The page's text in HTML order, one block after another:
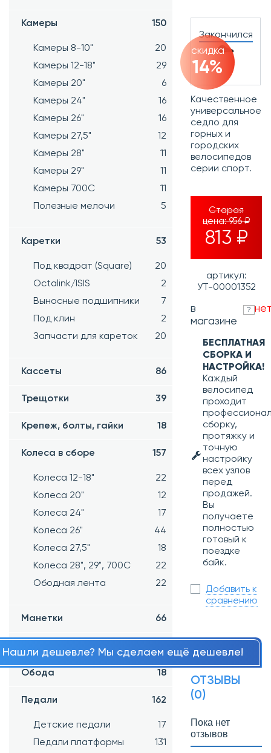
Камеры 150
Камеры 8-10"
20
Камеры 12-18"
29
Камеры 20"
6
Камеры 24"
16
Камеры 26"
16
Камеры 27,5"
12
Камеры 28"
11
Камеры 29"
11
Камеры 700C
11
Полезные мелочи
5
Каретки 53
Под квадрат (Square)
20
Octalink/ISIS
2
Выносные подшипники
7
Под клин
2
Запчасти для кареток
20
Кассеты 86
Трещотки 39
Крепеж, болты, гайки 18
Колеса в сборе 157
Колеса 12-18"
22
Колеса 20"
12
Колеса 24"
17
Колеса 26"
44
Колеса 27,5"
18
Колеса 28", 29", 700С
22
Ободная лента
22
Манетки 66
Обода 18
Педали 162
Детские педали
17
Педали платформы
131
Закончился
скидка
14%
Качественное
универсальное
седло для
горных и
городских
велосипедов
серии спорт.
Старая
цена:956 ₽
813 ₽
артикул:
УТ-00001352
в
магазине
?
БЕСПЛАТНАЯ
СБОРКА И
НАСТРОЙКА!
Каждый
велосипед
проходит
сборку,
протяжку и
точную
настройку
всех узлов
перед
продажей.
Вы
получаете
полностью
готовый к
поездке
байк.
Добавить к
сравнению
Нашли дешевле? Мы сделаем ещё дешевле!
ОТЗЫВЫ
(0)
Пока нет
отзывов